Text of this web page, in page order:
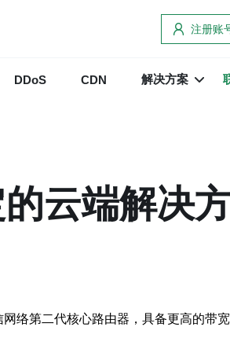
注册账
DDoS CDN 解决方案
云端解决
络第二代核心路由器，具备更高的带